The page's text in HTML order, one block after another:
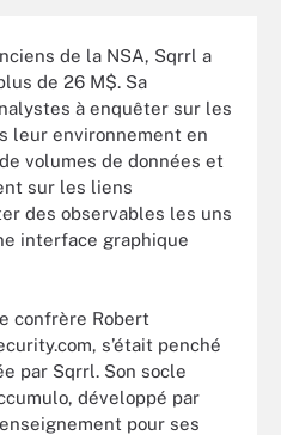
de la NSA, Sqrrl a
de 26 M$. Sa
à enquêter sur les
leur environnement en
volumes de données et
sur les liens
des observables les uns
interface graphique
confrère Robert
s’était penché
par Sqrrl. Son socle
développé par
pour ses